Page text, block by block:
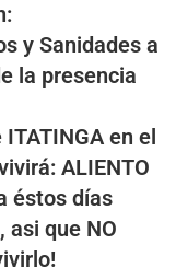
y Sanidades a
la presencia
en el
ALIENTO
éstos días
asi que NO